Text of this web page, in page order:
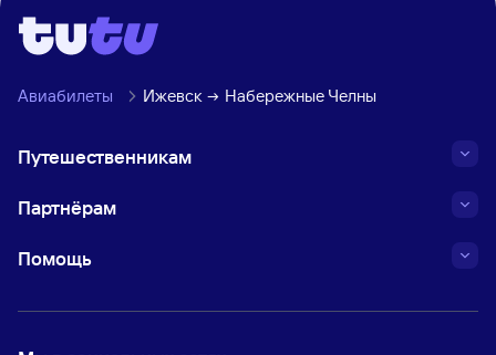
Авиабилеты Ижевск Набережные Челны
Путешественникам
Партнёрам
Помощь